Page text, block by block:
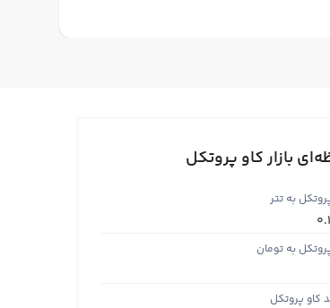
بازار کاو پروتکل
به تتر
به تومان
کاو پروتکل